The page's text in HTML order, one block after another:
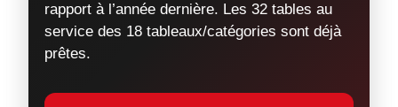
rapport à l’année dernière. Les 32 tables au
service des 18 tableaux/catégories sont déjà
prêtes.